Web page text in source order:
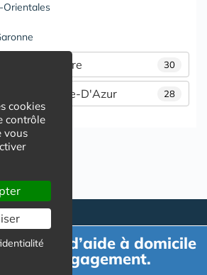
Orientales
30
Pays de la Loire
28
Alpes-Côte-D'Azur
devis d’aide à domicile
sans engagement.
cookies
contrôle
vous